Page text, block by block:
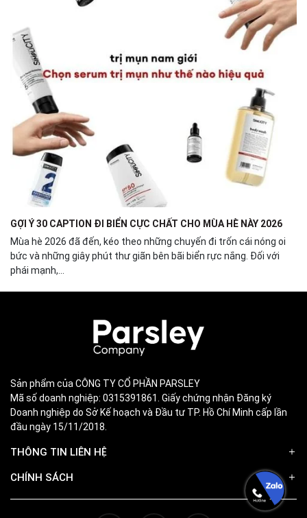
GỢI Ý 30 CAPTION ĐI BIỂN CỰC CHẤT CHO MÙA HÈ NÀY 2026
Mùa hè 2026 đã đến, kéo theo những chuyến đi trốn cái nóng oi
bức và những giây phút thư giãn bên bãi biển rực nắng. Đối với
phái mạnh,...
Sản phẩm của CÔNG TY CỔ PHẦN PARSLEY
Mã số doanh nghiệp: 0315391861. Giấy chứng nhận Đăng ký
Doanh nghiệp do Sở Kế hoạch và Đầu tư TP. Hồ Chí Minh cấp lần
đầu ngày 15/11/2018.
THÔNG TIN LIÊN HỆ
CHÍNH SÁCH